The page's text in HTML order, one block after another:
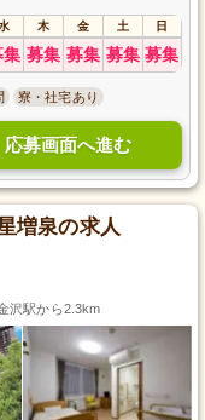
木 金 土 日
集 募集 募集 募集 募集
寮・社宅あり
応募画面へ進む
増泉の求人
沢駅から2.3km